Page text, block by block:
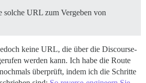
solche URL zum Vergeben von
keine URL, die über die Discourse-
werden kann. Ich habe die Route
überprüft, indem ich die Schritte